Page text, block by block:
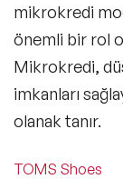
mikrokredi
önemli bir rol
Mikrokredi,
imkanları
olanak tanır.
TOMS Shoes